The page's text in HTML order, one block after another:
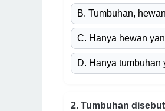
B. Tumbuhan,
C. Hanya hewan
D. Hanya tumbuhan
2. Tumbuhan